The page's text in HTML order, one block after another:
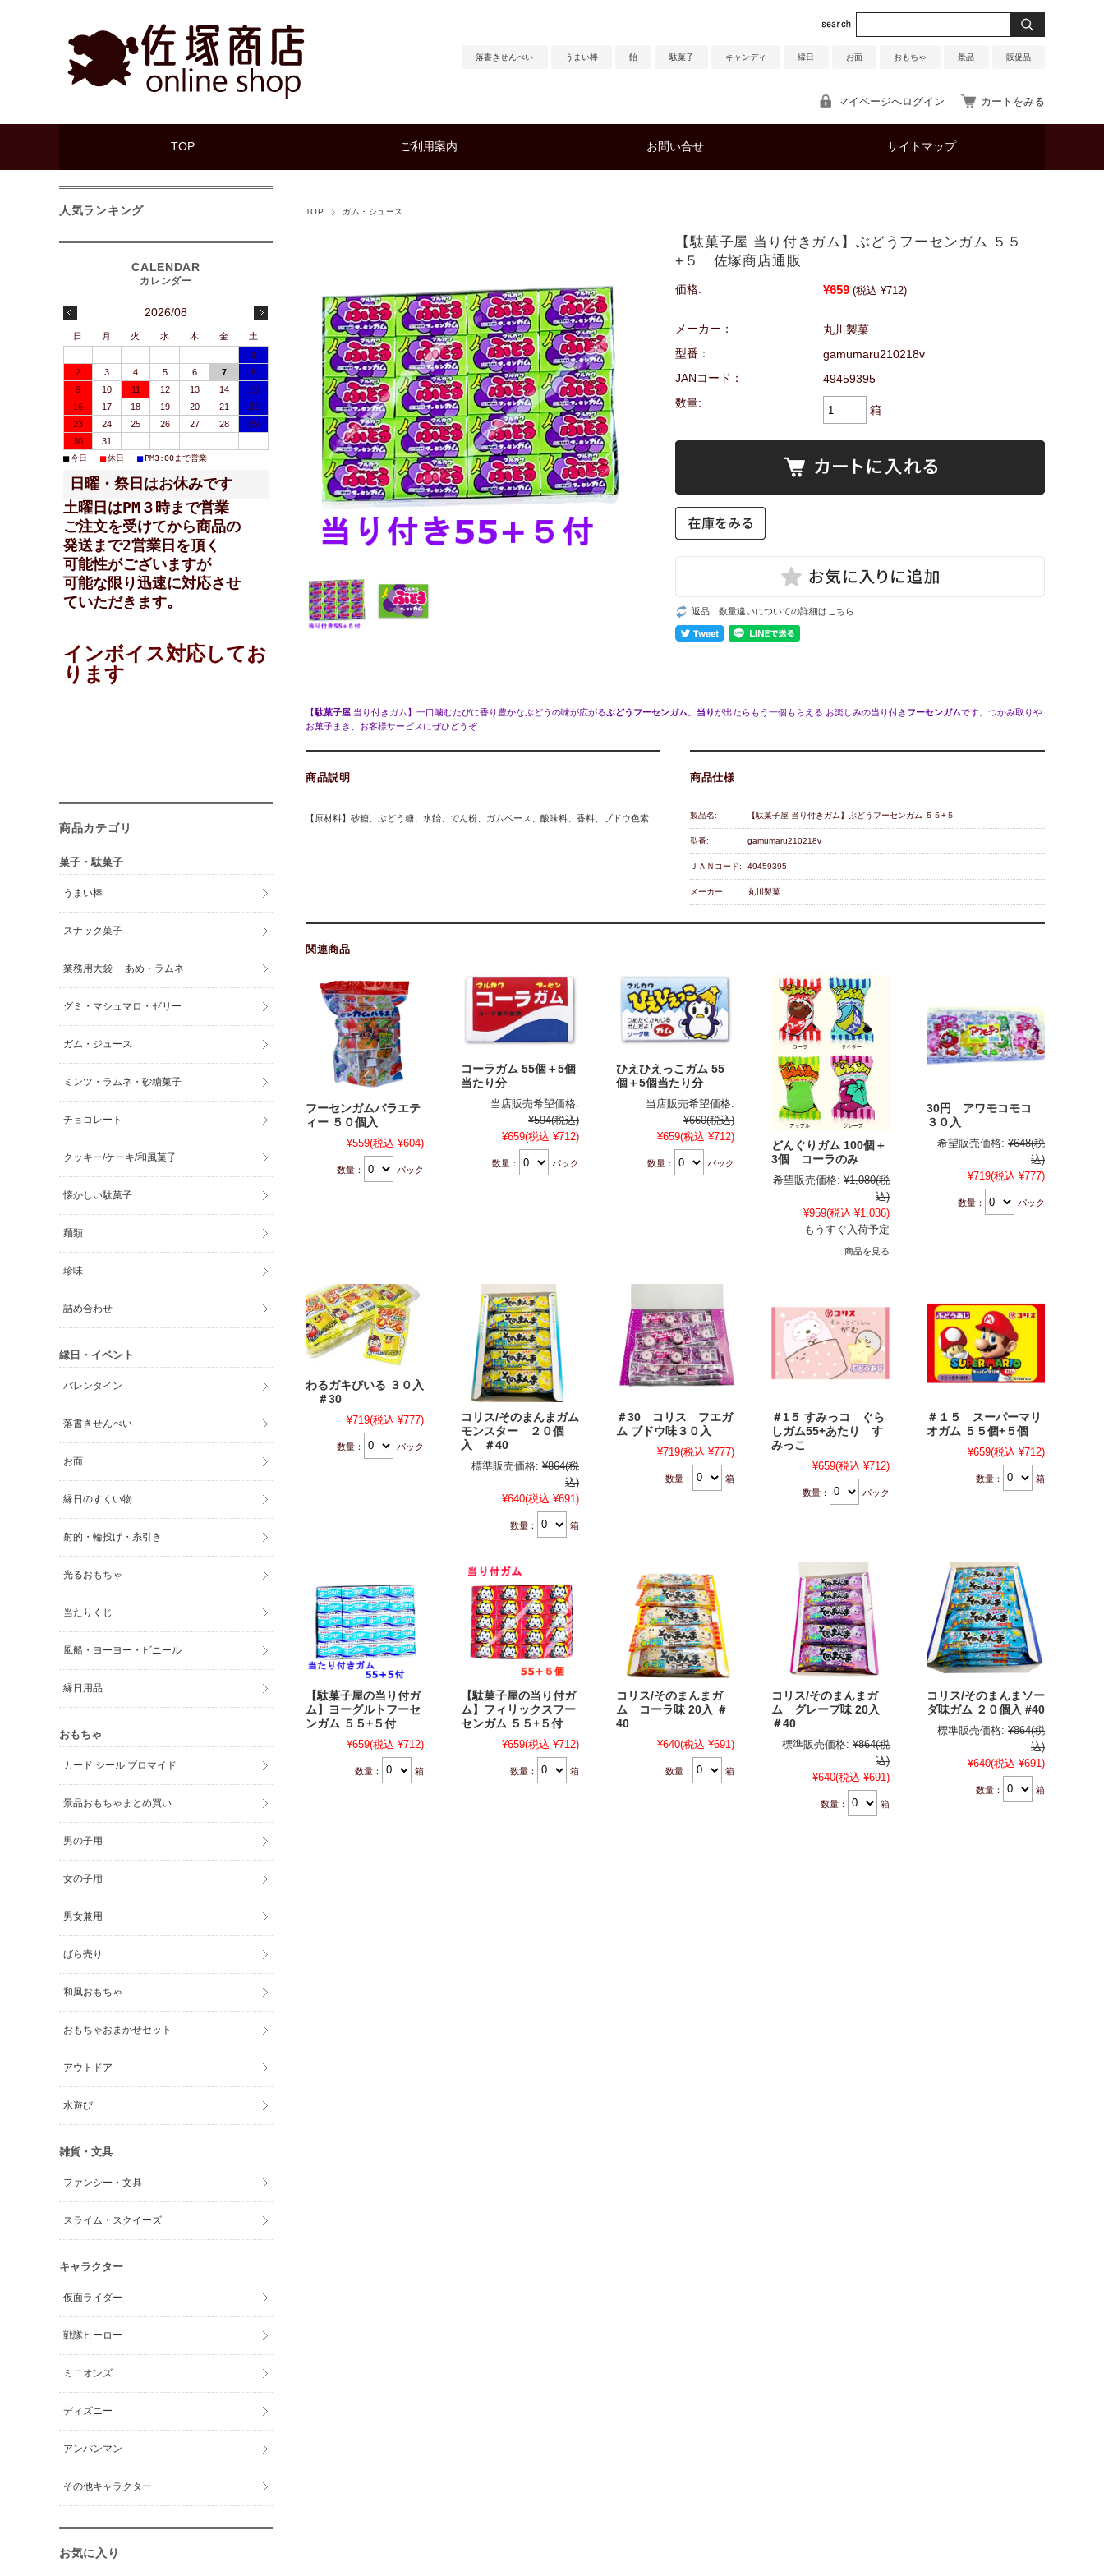
落書きせんべい うまい棒 飴 駄菓子 キャンディ 縁日 お面 おもちゃ 景品 販促品
マイページへログイン カートをみる
TOP ご利用案内 お問い合せ サイトマップ
TOP ガム・ジュース
【駄菓子屋 当り付きガム】ぶどうフーセンガム ５５
+５ 佐塚商店通販
価格: ¥659 (税込 ¥712)
メーカー：
丸川製菓
型番：
gamumaru210218v
JANコード：
49459395
数量:
箱
返品 数量違いについての詳細はこちら
【駄菓子屋 当り付きガム】一口噛むたびに香り豊かなぶどうの味が広がるぶどうフーセンガム 。 当りが出たらもう一個もらえる お楽しみの当り付き フーセンガムです。つかみ取りや
お菓子まき、お客様サービスにぜひどうぞ
商品説明
【原材料】砂糖、ぶどう糖、水飴、でん粉、ガムベース、酸味料、香料、ブドウ色素
商品仕様
製品名: 【駄菓子屋 当り付きガム】ぶどうフーセンガム ５５+５
型番: gamumaru210218v
ＪＡＮコード: 49459395
メーカー: 丸川製菓
関連商品
フーセンガムバラエテ
ィー ５０個入
¥559(税込 ¥604)
数量： パック
コーラガム 55個＋5個
当たり分
当店販売希望価格:
¥594(税込)
¥659(税込 ¥712)
数量： パック
ひえひえっこガム 55
個＋5個当たり分
当店販売希望価格:
¥660(税込)
¥659(税込 ¥712)
数量： パック
どんぐりガム 100個＋
3個 コーラのみ
希望販売価格: ¥1,080(税
込)
¥959(税込 ¥1,036)
もうすぐ入荷予定
商品を見る
30円 アワモコモコ
３０入
希望販売価格: ¥648(税
込)
¥719(税込 ¥777)
数量： パック
わるガキびいる ３０入
＃30
¥719(税込 ¥777)
数量： パック
コリス/そのまんまガム
モンスター ２０個
入 ＃40
標準販売価格: ¥864(税
込)
¥640(税込 ¥691)
数量： 箱
＃30 コリス フエガ
ム ブドウ味３０入
¥719(税込 ¥777)
数量： 箱
＃1５ すみっコ ぐら
しガム55+あたり す
みっこ
¥659(税込 ¥712)
数量： パック
＃１５ スーパーマリ
オガム ５５個+５個
¥659(税込 ¥712)
数量： 箱
【駄菓子屋の当り付ガ
ム】ヨーグルトフーセ
ンガム ５５+５付
¥659(税込 ¥712)
数量： 箱
【駄菓子屋の当り付ガ
ム】フィリックスフー
センガム ５５+５付
¥659(税込 ¥712)
数量： 箱
コリス/そのまんまガ
ム コーラ味 20入 ＃
40
¥640(税込 ¥691)
数量： 箱
コリス/そのまんまガ
ム グレープ味 20入
＃40
標準販売価格: ¥864(税
込)
¥640(税込 ¥691)
数量： 箱
コリス/そのまんまソー
ダ味ガム ２０個入 #40
標準販売価格: ¥864(税
込)
¥640(税込 ¥691)
数量： 箱
人気ランキング
2026/08
日 月 火 水 木 金
土
1
2
3 4 5 6 7
8
9
10 11 12 13 14
15
16
17 18 19 20 21
22
23
24 25 26 27 28
29
30
31
■今日 ■休日 ■ PM3:00まで営業
日曜・祭日はお休みです
土曜日はPM３時まで営業
ご注文を受けてから商品の
発送まで2営業日を頂く
可能性がございますが
可能な限り迅速に対応させ
ていただきます。
インボイス対応してお
ります
商品カテゴリ
菓子・駄菓子
うまい棒
スナック菓子
業務用大袋 あめ・ラムネ
グミ・マシュマロ・ゼリー
ガム・ジュース
ミンツ・ラムネ・砂糖菓子
チョコレート
クッキー/ケーキ/和風菓子
懐かしい駄菓子
麺類
珍味
詰め合わせ
縁日・イベント
バレンタイン
落書きせんべい
お面
縁日のすくい物
射的・輪投げ・糸引き
光るおもちゃ
当たりくじ
風船・ヨーヨー・ビニール
縁日用品
おもちゃ
カード シール ブロマイド
景品おもちゃまとめ買い
男の子用
女の子用
男女兼用
ばら売り
和風おもちゃ
おもちゃおまかせセット
アウトドア
水遊び
雑貨・文具
ファンシー・文具
スライム・スクイーズ
キャラクター
仮面ライダー
戦隊ヒーロー
ミニオンズ
ディズニー
アンパンマン
その他キャラクター
お気に入り